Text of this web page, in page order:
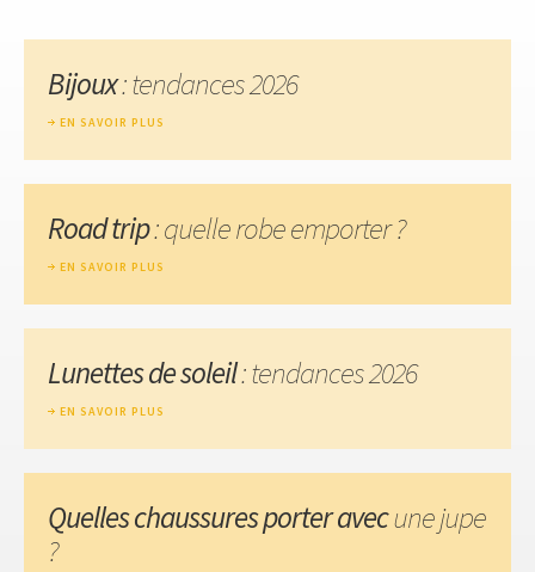
Bijoux: tendances 2026
EN SAVOIR PLUS
Road trip: quelle robe emporter ?
EN SAVOIR PLUS
Lunettes de soleil: tendances 2026
EN SAVOIR PLUS
Quelles chaussures porter avecune jupe
?